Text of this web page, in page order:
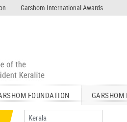
Garshom International Awards
FOUNDATION GARSHOM